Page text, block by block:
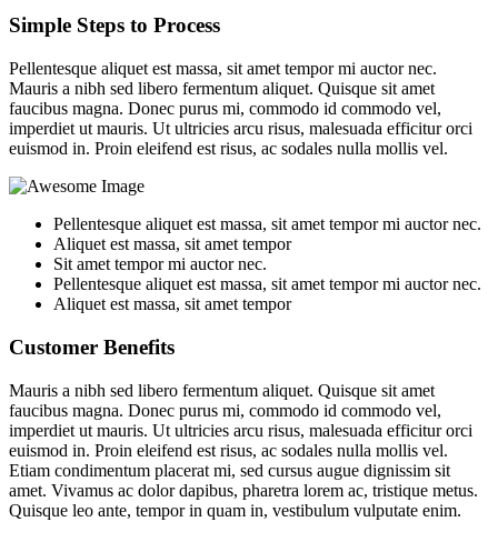
Simple Steps to Process
Pellentesque aliquet est massa, sit amet tempor mi auctor nec.
Mauris a nibh sed libero fermentum aliquet. Quisque sit amet
faucibus magna. Donec purus mi, commodo id commodo vel,
imperdiet ut mauris. Ut ultricies arcu risus, malesuada efficitur orci
euismod in. Proin eleifend est risus, ac sodales nulla mollis vel.
Pellentesque aliquet est massa, sit amet tempor mi auctor nec.
Aliquet est massa, sit amet tempor
Sit amet tempor mi auctor nec.
Pellentesque aliquet est massa, sit amet tempor mi auctor nec.
Aliquet est massa, sit amet tempor
Customer Benefits​
Mauris a nibh sed libero fermentum aliquet. Quisque sit amet
faucibus magna. Donec purus mi, commodo id commodo vel,
imperdiet ut mauris. Ut ultricies arcu risus, malesuada efficitur orci
euismod in. Proin eleifend est risus, ac sodales nulla mollis vel.
Etiam condimentum placerat mi, sed cursus augue dignissim sit
amet. Vivamus ac dolor dapibus, pharetra lorem ac, tristique metus.
Quisque leo ante, tempor in quam in, vestibulum vulputate enim.